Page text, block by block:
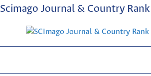
Scimago Journal & Country Rank